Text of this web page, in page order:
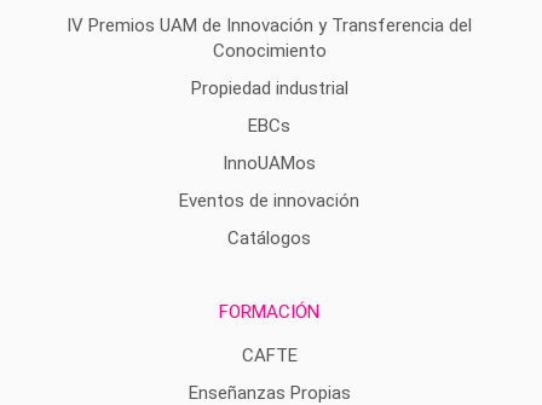
IV Premios UAM de Innovación y Transferencia del
Conocimiento
Propiedad industrial
EBCs
InnoUAMos
Eventos de innovación
Catálogos
FORMACIÓN
CAFTE
Enseñanzas Propias